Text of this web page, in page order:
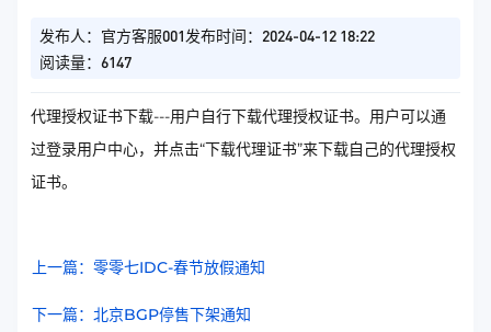
发布人：官方客服001发布时间：2024-04-12 18:22
阅读量：6147
代理授权证书下载---用户自行下载代理授权证书。用户可以通
过登录用户中心，并点击“下载代理证书”来下载自己的代理授权
证书。
上一篇：零零七IDC-春节放假通知
下一篇：北京BGP停售下架通知